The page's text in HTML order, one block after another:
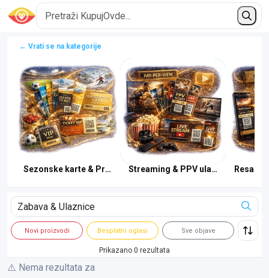
← Vrati se na kategorije
Sezonske karte & PretplateStreaming & PPV ulaznice Resale
Novi proizvodi Besplatni oglasi Sve objave
Prikazano 0 rezultata
⚠️ Nema rezultata za